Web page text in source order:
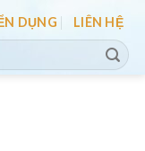
DỤNG LIÊN HỆ